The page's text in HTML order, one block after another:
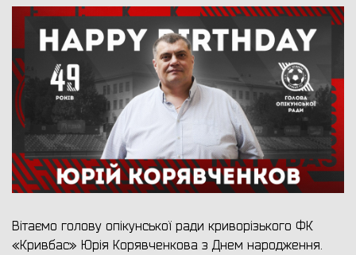
Вітаємо голову опікунської ради криворізького ФК
«Кривбас» Юрія Корявченкова з Днем народження.